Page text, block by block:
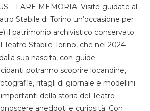
– FARE MEMORIA. Visite guidate al
Stabile di Torino un’occasione per
il patrimonio archivistico conservato
Teatro Stabile Torino, che nel 2024
sua nascita, con guide
potranno scoprire locandine,
ritagli di giornale e modellini
della storia del Teatro
aneddoti e curiosità. Con